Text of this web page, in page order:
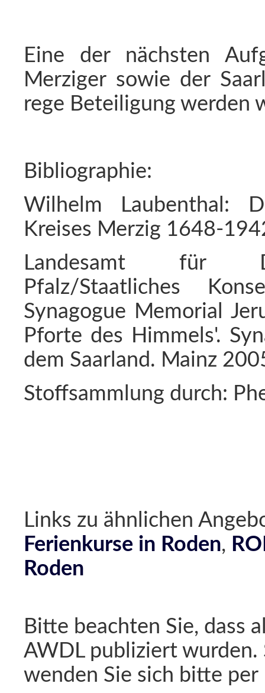
Eine der nächsten
Merziger sowie der
rege Beteiligung werden
Bibliographie:
Wilhelm Laubenthal:
Kreises Merzig 1648-
Landesamt für
Pfalz/Staatliches
Synagogue Memorial
Pforte des Himmels'.
dem Saarland. Mainz
Stoffsammlung durch:
Links zu ähnlichen
Ferienkurse in Roden,
Roden
Bitte beachten Sie, dass
AWDL publiziert wurden.
wenden Sie sich bitte